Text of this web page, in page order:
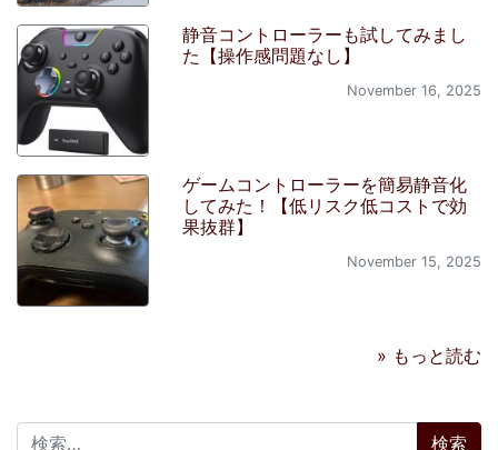
静音コントローラーも試してみまし
た【操作感問題なし】
November 16, 2025
ゲームコントローラーを簡易静音化
してみた！【低リスク低コストで効
果抜群】
November 15, 2025
» もっと読む
検索: